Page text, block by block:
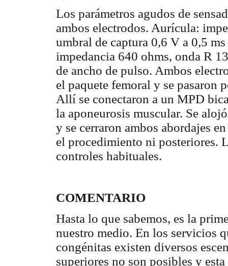
Los parámetros agudos de
ambos electrodos. Aurícula:
umbral de captura 0,6 V a 0,5
impedancia 640 ohms, onda R
de ancho de pulso. Ambos
el paquete femoral y se pasaron
Allí se conectaron a un MPD
la aponeurosis muscular. Se
y se cerraron ambos abordajes
el procedimiento ni posteriores.
controles habituales.
COMENTARIO
Hasta lo que sabemos, es la
nuestro medio. En los servicios
congénitas existen diversos
superiores no son posibles y